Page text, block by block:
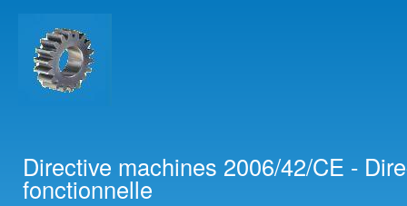
Directive machines 2006/42/CE -
fonctionnelle